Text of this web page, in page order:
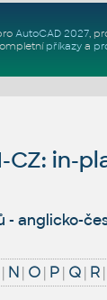
AutoCAD 2027,
příkazya
CZ: in-
- anglicko-
| N| O| P| Q| R|